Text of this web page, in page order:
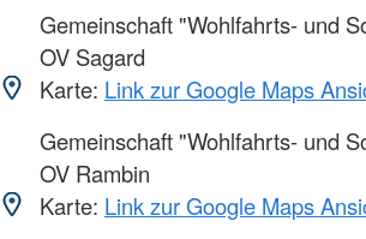
Gemeinschaft "Wohlfahrts- und
OV Sagard
Karte: Link zur Google Maps
Gemeinschaft "Wohlfahrts- und
OV Rambin
Karte: Link zur Google Maps